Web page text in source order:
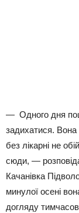
— Одного дня
задихатися.
без лікарні не
сюди, —
Качанівка
минулої осені
догляду